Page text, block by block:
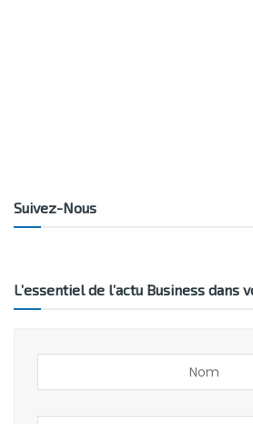
Suivez-Nous
L’essentiel de l’actu Business